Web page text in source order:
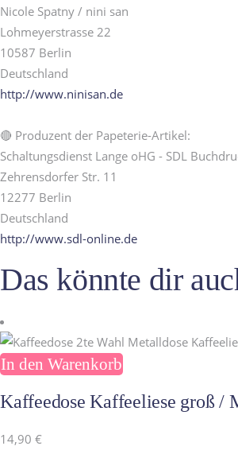
Nicole Spatny / nini san
Lohmeyerstrasse 22
10587 Berlin
Deutschland
http://www.ninisan.de
🔴 Produzent der Papeterie-Artikel:
Schaltungsdienst Lange oHG - SDL
Zehrensdorfer Str. 11
12277 Berlin
Deutschland
http://www.sdl-online.de
Das könnte dir
In den Warenkorb
Kaffeedose Kaffeeliese groß /
14,90 €